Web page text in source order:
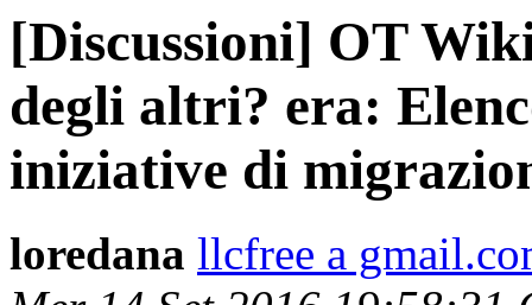
[Discussioni] OT
degli altri? era:
iniziative di
loredana llcfree a